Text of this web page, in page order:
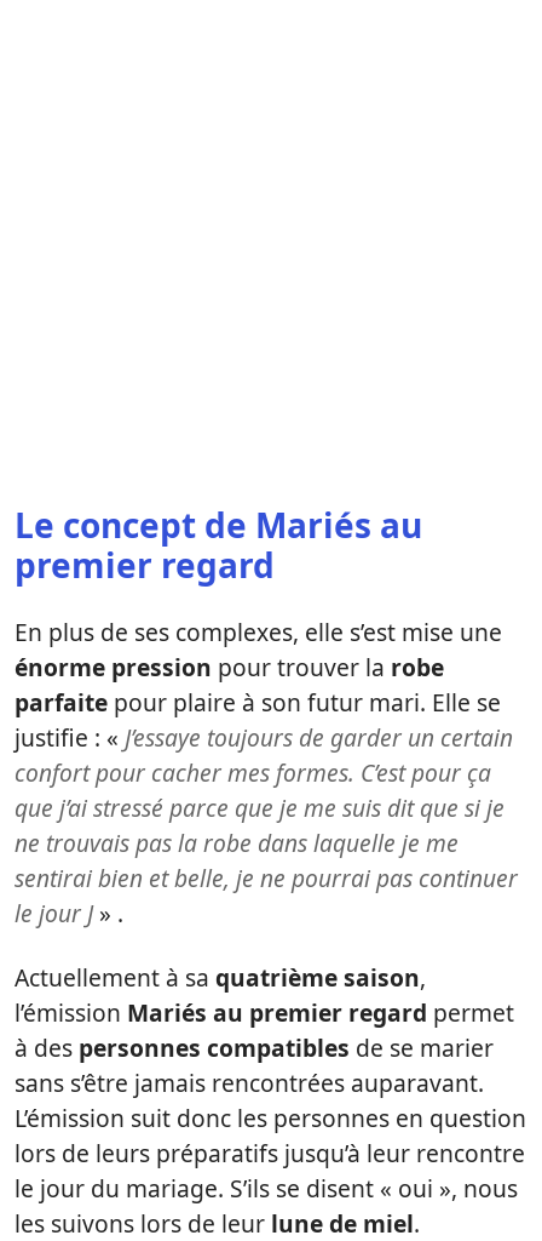
Le concept de Mariés au
premier regard
En plus de ses complexes, elle s’est mise une
énorme pression pour trouver la robe
parfaite pour plaire à son futur mari. Elle se
justifie : « J’essaye toujours de garder un certain
confort pour cacher mes formes. C’est pour ça
que j’ai stressé parce que je me suis dit que si je
ne trouvais pas la robe dans laquelle je me
sentirai bien et belle, je ne pourrai pas continuer
le jour J» .
Actuellement à sa quatrième saison,
l’émission Mariés au premier regard permet
à des personnes compatibles de se marier
sans s’être jamais rencontrées auparavant.
L’émission suit donc les personnes en question
lors de leurs préparatifs jusqu’à leur rencontre
le jour du mariage. S’ils se disent « oui », nous
les suivons lors de leur lune de miel.